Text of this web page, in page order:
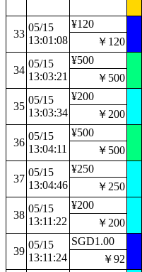
33
05/15
13:01:08
¥120
￥120
34
05/15
13:03:21
¥500
￥500
35
05/15
13:03:34
¥200
￥200
36
05/15
13:04:11
¥500
￥500
37
05/15
13:04:46
¥250
￥250
38
05/15
13:11:22
¥200
￥200
39
05/15
13:11:24
SGD1.00
￥92